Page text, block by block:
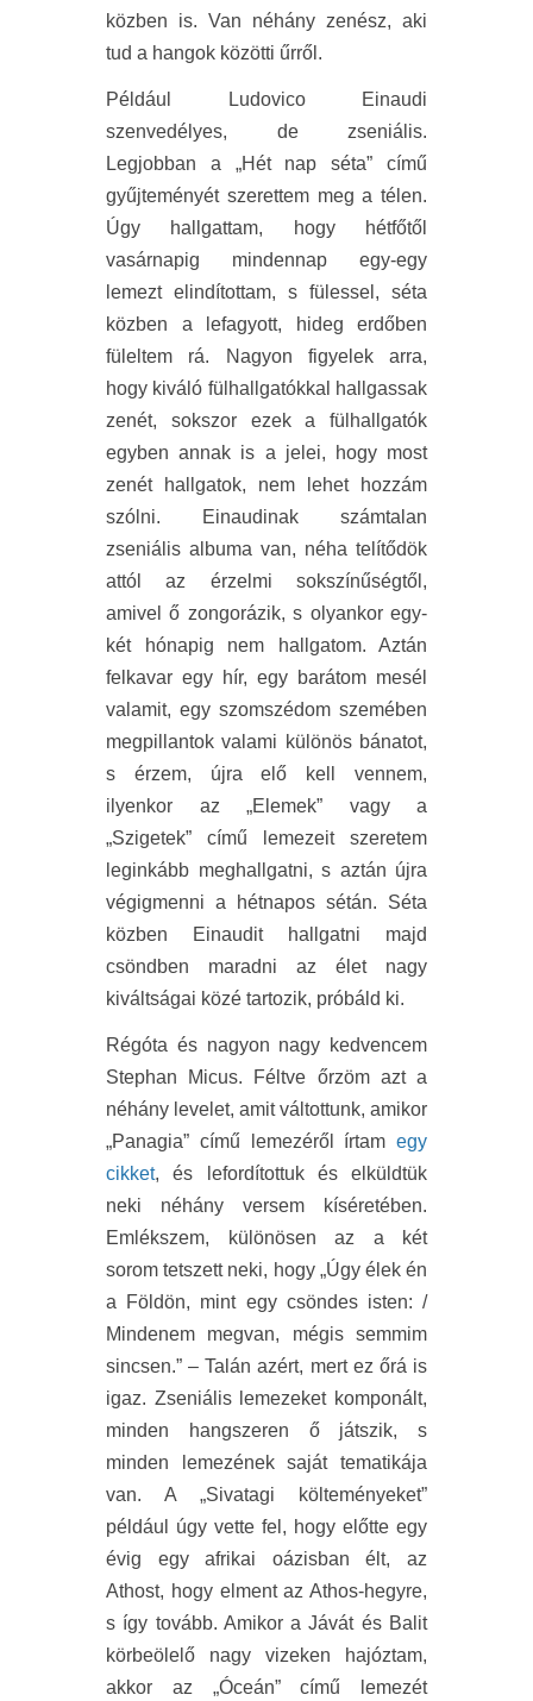
közben is. Van néhány zenész, aki
tud a hangok közötti űrről.
Például Ludovico Einaudi
szenvedélyes, de zseniális.
Legjobban a „Hét nap séta” című
gyűjteményét szerettem meg a télen.
Úgy hallgattam, hogy hétfőtől
vasárnapig mindennap egy-egy
lemezt elindítottam, s fülessel, séta
közben a lefagyott, hideg erdőben
füleltem rá. Nagyon figyelek arra,
hogy kiváló fülhallgatókkal hallgassak
zenét, sokszor ezek a fülhallgatók
egyben annak is a jelei, hogy most
zenét hallgatok, nem lehet hozzám
szólni. Einaudinak számtalan
zseniális albuma van, néha telítődök
attól az érzelmi sokszínűségtől,
amivel ő zongorázik, s olyankor egy-
két hónapig nem hallgatom. Aztán
felkavar egy hír, egy barátom mesél
valamit, egy szomszédom szemében
megpillantok valami különös bánatot,
s érzem, újra elő kell vennem,
ilyenkor az „Elemek” vagy a
„Szigetek” című lemezeit szeretem
leginkább meghallgatni, s aztán újra
végigmenni a hétnapos sétán. Séta
közben Einaudit hallgatni majd
csöndben maradni az élet nagy
kiváltságai közé tartozik, próbáld ki.
Régóta és nagyon nagy kedvencem
Stephan Micus. Féltve őrzöm azt a
néhány levelet, amit váltottunk, amikor
„Panagia” című lemezéről írtam egy
cikket, és lefordítottuk és elküldtük
neki néhány versem kíséretében.
Emlékszem, különösen az a két
sorom tetszett neki, hogy „Úgy élek én
a Földön, mint egy csöndes isten: /
Mindenem megvan, mégis semmim
sincsen.” – Talán azért, mert ez őrá is
igaz. Zseniális lemezeket komponált,
minden hangszeren ő játszik, s
minden lemezének saját tematikája
van. A „Sivatagi költeményeket”
például úgy vette fel, hogy előtte egy
évig egy afrikai oázisban élt, az
Athost, hogy elment az Athos-hegyre,
s így tovább. Amikor a Jávát és Balit
körbeölelő nagy vizeken hajóztam,
akkor az „Óceán” című lemezét